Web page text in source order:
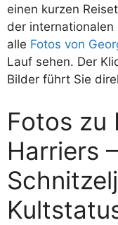
einen kurzen
der internationalen
alle Fotos von
Lauf sehen. Der
Bilder führt Sie
Fotos zu
Harriers